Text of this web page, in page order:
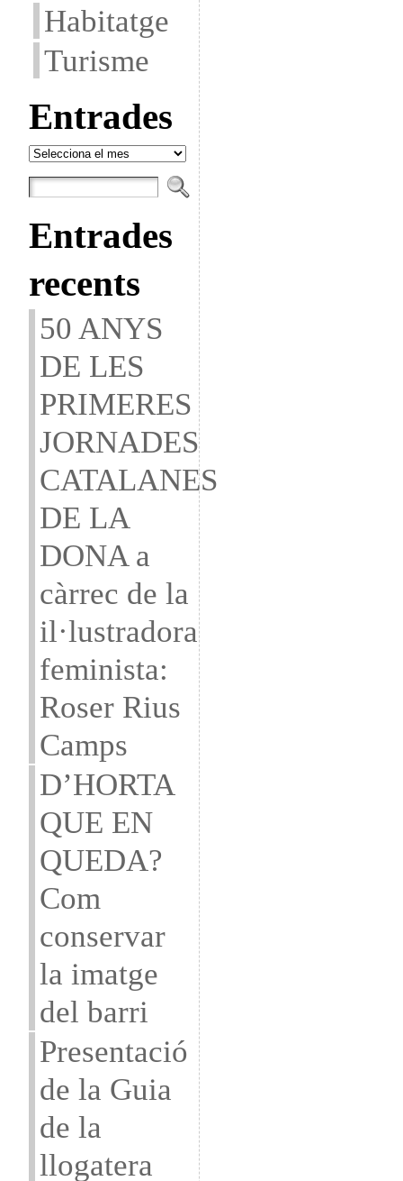
Habitatge
Turisme
Entrades
Entrades
Entrades
recents
50 ANYS
DE LES
PRIMERES
JORNADES
CATALANES
DE LA
DONA a
càrrec de la
il·lustradora
feminista:
Roser Rius
Camps
D’HORTA
QUE EN
QUEDA?
Com
conservar
la imatge
del barri
Presentació
de la Guia
de la
llogatera